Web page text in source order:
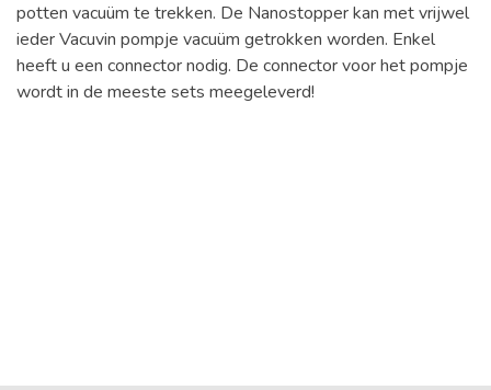
potten vacuüm te trekken. De Nanostopper kan met vrijwel
ieder Vacuvin pompje vacuüm getrokken worden. Enkel
heeft u een connector nodig. De connector voor het pompje
wordt in de meeste sets meegeleverd!